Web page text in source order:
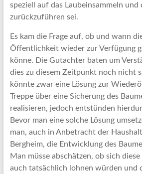
speziell auf das Laubeinsammeln
zurückzuführen sei.
Es kam die Frage auf, ob und wann
Öffentlichkeit wieder zur Verfügung
könne. Die Gutachter baten um
dies zu diesem Zeitpunkt noch nicht
könnte zwar eine Lösung zur
Treppe über eine Sicherung des
realisieren, jedoch entstünden
Bevor man eine solche Lösung
man, auch in Anbetracht der
Bergheim, die Entwicklung des
Man müsse abschätzen, ob sich
auch tatsächlich lohnen würden und